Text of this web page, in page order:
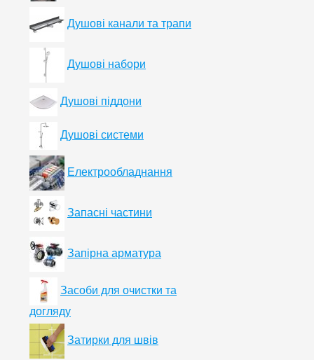
Душові канали та трапи
Душові набори
Душові піддони
Душові системи
Електрообладнання
Запасні частини
Запірна арматура
Засоби для очистки та
догляду
Затирки для швів